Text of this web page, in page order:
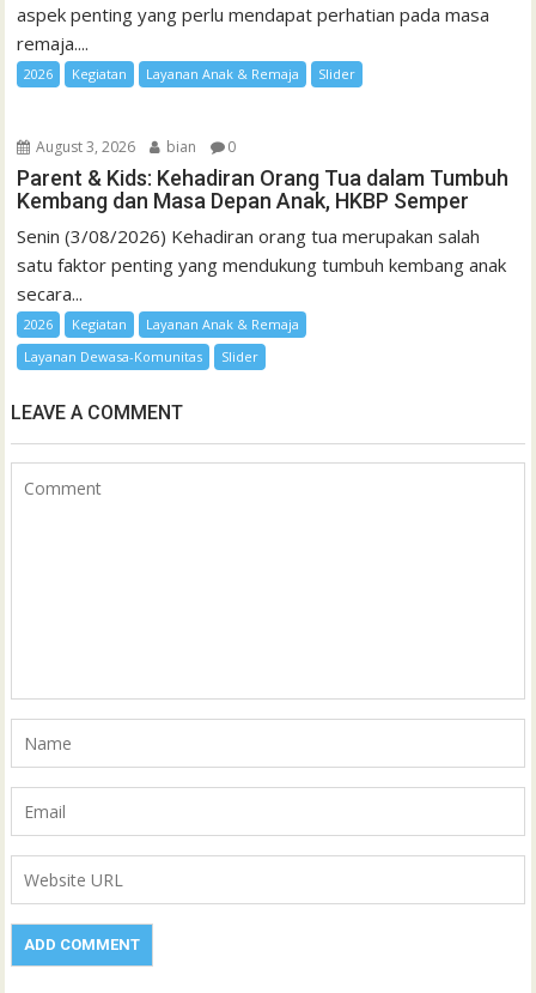
aspek penting yang perlu mendapat perhatian pada masa
remaja....
2026 Kegiatan Layanan Anak & Remaja Slider
August 3, 2026 bian 0
Parent & Kids: Kehadiran Orang Tua dalam Tumbuh
Kembang dan Masa Depan Anak, HKBP Semper
Senin (3/08/2026) Kehadiran orang tua merupakan salah
satu faktor penting yang mendukung tumbuh kembang anak
secara...
2026 Kegiatan
Layanan Anak & Remaja
Layanan Dewasa-Komunitas
Slider
LEAVE A COMMENT